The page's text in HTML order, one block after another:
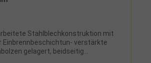
Stahlblechkonstruktion mit
Einbrennbeschichtun- verstärkte
gelagert, beidseitig